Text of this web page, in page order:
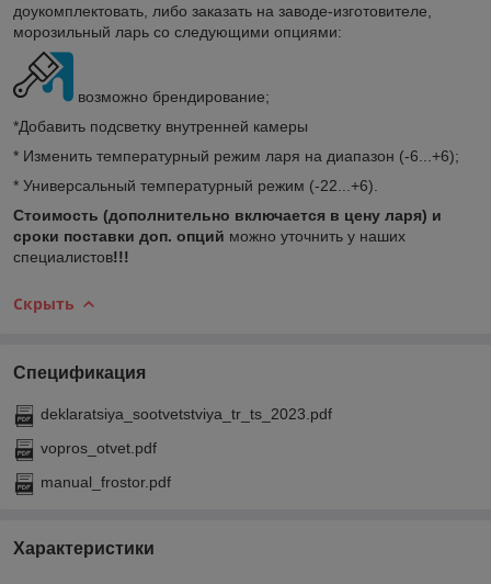
доукомплектовать, либо заказать на заводе-изготовителе,
морозильный ларь со следующими опциями:
возможно брендирование;
*Добавить подсветку внутренней камеры
* Изменить температурный режим ларя на диапазон (-6...+6);
* Универсальный температурный режим (-22...+6).
Стоимость (дополнительно включается в цену ларя) и
сроки поставки доп. опций можно уточнить у наших
специалистов!!!
Скрыть
Спецификация
deklaratsiya_sootvetstviya_tr_ts_2023.pdf
vopros_otvet.pdf
manual_frostor.pdf
Характеристики